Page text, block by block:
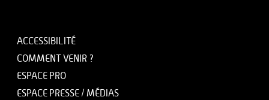
ACCESSIBILITÉ
COMMENT VENIR ?
ESPACE PRO
ESPACE PRESSE / MÉDIAS